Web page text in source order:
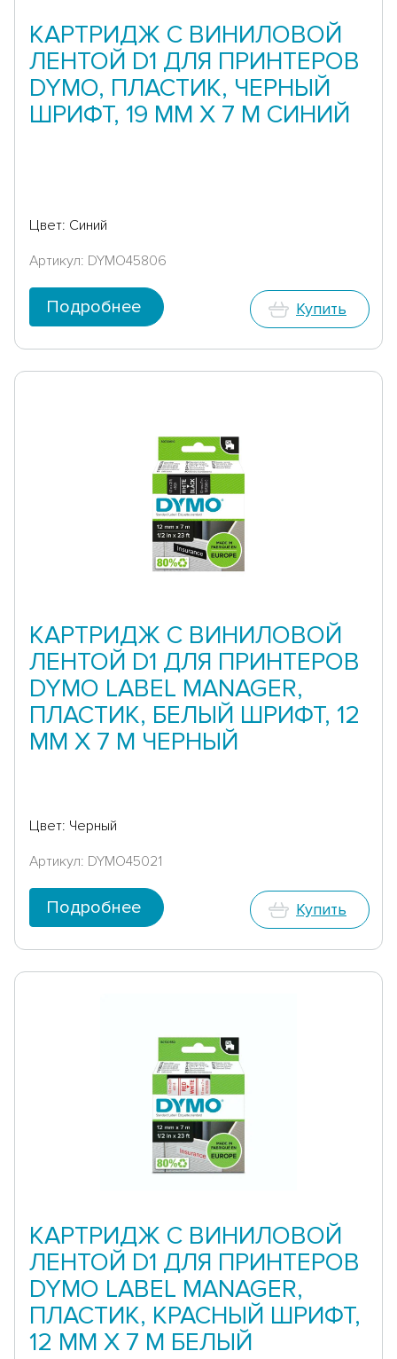
КАРТРИДЖ С ВИНИЛОВОЙ
ЛЕНТОЙ D1 ДЛЯ ПРИНТЕРОВ
DYMO, ПЛАСТИК, ЧЕРНЫЙ
ШРИФТ, 19 ММ Х 7 М СИНИЙ
Цвет: Синий
Артикул: DYMO45806
Подробнее Купить
КАРТРИДЖ С ВИНИЛОВОЙ
ЛЕНТОЙ D1 ДЛЯ ПРИНТЕРОВ
DYMO LABEL MANAGER,
ПЛАСТИК, БЕЛЫЙ ШРИФТ, 12
ММ Х 7 М ЧЕРНЫЙ
Цвет: Черный
Артикул: DYMO45021
Подробнее Купить
КАРТРИДЖ С ВИНИЛОВОЙ
ЛЕНТОЙ D1 ДЛЯ ПРИНТЕРОВ
DYMO LABEL MANAGER,
ПЛАСТИК, КРАСНЫЙ ШРИФТ,
12 ММ Х 7 М БЕЛЫЙ